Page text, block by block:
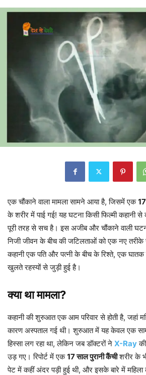
एक चौंकाने वाला मामला सामने आया है, जिसमें एक
के शरीर में पाई गई! यह घटना किसी फिल्मी कहानी
पूरी तरह से सच है। इस अजीब और चौंकाने वाली
निजी जीवन के बीच की जटिलताओं को एक नए
कहानी एक पति और पत्नी के बीच के रिश्ते, एक
खुलते रहस्यों से जुड़ी हुई है।
क्या था मामला?
कहानी की शुरुआत एक आम परिवार से होती है, जहां
कारण अस्पताल गई थी। शुरुआत में यह केवल एक
हिस्सा लग रहा था, लेकिन जब डॉक्टरों ने X-Ray
उड़ गए। रिपोर्ट में एक17 साल पुरानी कैंचीशरीर के
पेट में कहीं अंदर पड़ी हुई थी, और इसके बारे में महिला